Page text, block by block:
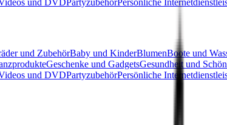
und DVDPartyzubehörPersönliche
und ZubehörBaby und KinderBlumenBoote und
Geschenke und GadgetsGesundheit und
und DVDPartyzubehörPersönliche